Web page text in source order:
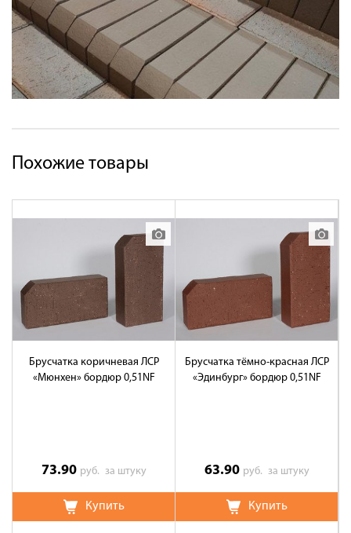
Похожие товары
Брусчатка коричневая ЛСР
«Мюнхен» бордюр 0,51NF
73.90 руб. за штуку
Купить
Брусчатка тёмно-красная ЛСР
«Эдинбург» бордюр 0,51NF
63.90 руб. за штуку
Купить